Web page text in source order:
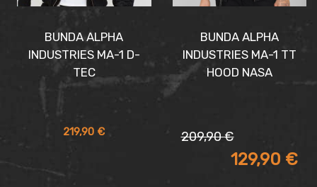
BUNDA ALPHA
INDUSTRIES MA-1 D-
TEC
219,90 €
BUNDA ALPHA
INDUSTRIES MA-1 TT
HOOD NASA
209,90€
bola:
129,90 €
je: